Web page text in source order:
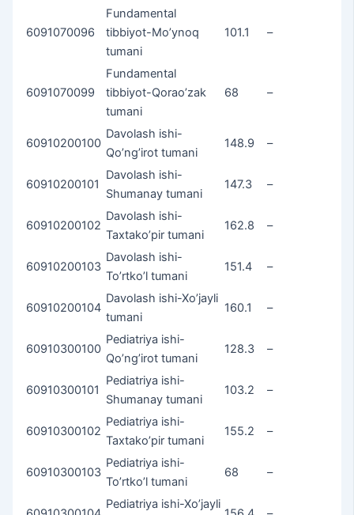
6091070096
Fundamental
tibbiyot-Mo’ynoq
tumani
101.1 –
6091070099
Fundamental
tibbiyot-Qorao’zak
tumani
68 –
60910200100
Davolash ishi-
Qo’ng’irot tumani
148.9 –
60910200101
Davolash ishi-
Shumanay tumani
147.3 –
60910200102
Davolash ishi-
Taxtako’pir tumani
162.8 –
60910200103
Davolash ishi-
To’rtko’l tumani
151.4 –
60910200104
Davolash ishi-Xo’jayli
tumani
160.1 –
60910300100
Pediatriya ishi-
Qo’ng’irot tumani
128.3 –
60910300101
Pediatriya ishi-
Shumanay tumani
103.2 –
60910300102
Pediatriya ishi-
Taxtako’pir tumani
155.2 –
60910300103
Pediatriya ishi-
To’rtko’l tumani
68 –
Pediatriya ishi-Xo’jayli